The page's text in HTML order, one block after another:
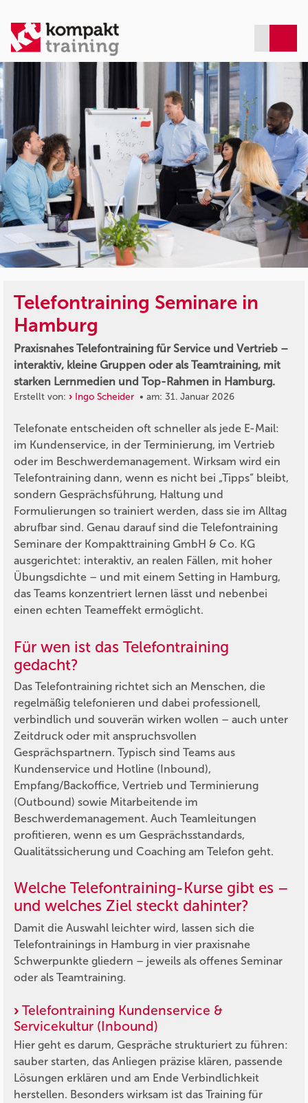
Telefontraining Seminare in
Hamburg
Praxisnahes Telefontraining für Service und Vertrieb –
interaktiv, kleine Gruppen oder als Teamtraining, mit
starken Lernmedien und Top-Rahmen in Hamburg.
Erstellt von: Ingo Scheider • am: 31. Januar 2026
Telefonate entscheiden oft schneller als jede E-Mail:
im Kundenservice, in der Terminierung, im Vertrieb
oder im Beschwerdemanagement. Wirksam wird ein
Telefontraining dann, wenn es nicht bei „Tipps“ bleibt,
sondern Gesprächsführung, Haltung und
Formulierungen so trainiert werden, dass sie im Alltag
abrufbar sind. Genau darauf sind die Telefontraining
Seminare der Kompakttraining GmbH & Co. KG
ausgerichtet: interaktiv, an realen Fällen, mit hoher
Übungsdichte – und mit einem Setting in Hamburg,
das Teams konzentriert lernen lässt und nebenbei
einen echten Teameffekt ermöglicht.
Für wen ist das Telefontraining
gedacht?
Das Telefontraining richtet sich an Menschen, die
regelmäßig telefonieren und dabei professionell,
verbindlich und souverän wirken wollen – auch unter
Zeitdruck oder mit anspruchsvollen
Gesprächspartnern. Typisch sind Teams aus
Kundenservice und Hotline (Inbound),
Empfang/Backoffice, Vertrieb und Terminierung
(Outbound) sowie Mitarbeitende im
Beschwerdemanagement. Auch Teamleitungen
profitieren, wenn es um Gesprächsstandards,
Qualitätssicherung und Coaching am Telefon geht.
Welche Telefontraining-Kurse gibt es –
und welches Ziel steckt dahinter?
Damit die Auswahl leichter wird, lassen sich die
Telefontrainings in Hamburg in vier praxisnahe
Schwerpunkte gliedern – jeweils als offenes Seminar
oder als Teamtraining.
Telefontraining Kundenservice &
Servicekultur (Inbound)
Hier geht es darum, Gespräche strukturiert zu führen:
sauber starten, das Anliegen präzise klären, passende
Lösungen erklären und am Ende Verbindlichkeit
herstellen. Besonders wirksam ist das Training für